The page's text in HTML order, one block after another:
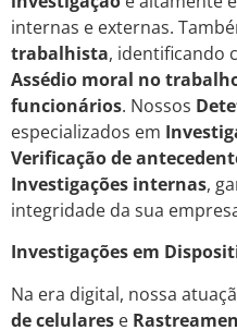
internas e externas.
trabalhista, identificando
Assédio moral no
funcionários. Nossos
especializados em
Verificação de
Investigações internas,
integridade da sua
Investigações em
Na era digital, nossa
de celulares e